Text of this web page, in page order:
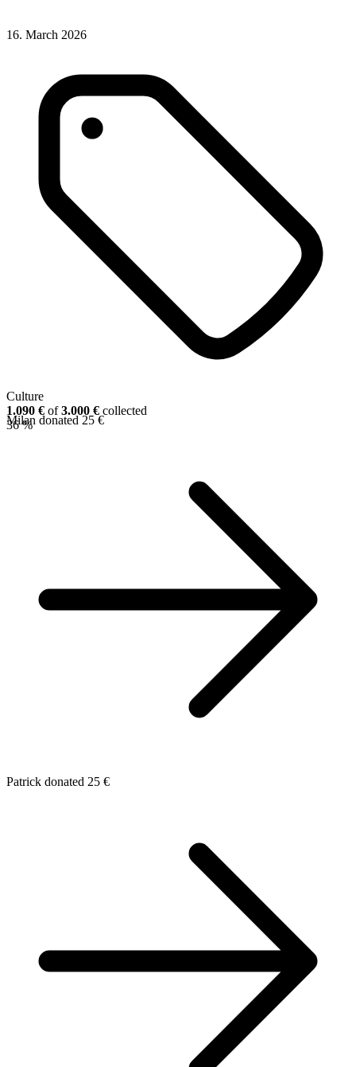
16. March 2026
Culture
1.090 € of3.000 € collected
36 %
Milan donated 25 €
Patrick donated 25 €